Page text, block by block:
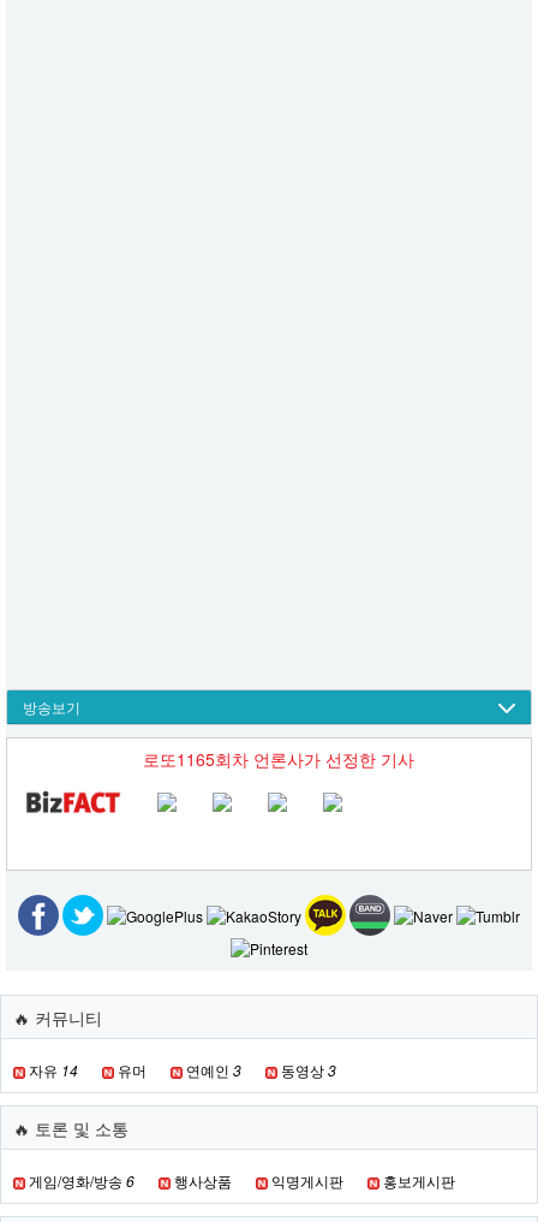
방송보기
로또1165회차 언론사가 선정한 기사
🔥 커뮤니티
자유 14 유머 연예인 3 동영상3
🔥 토론 및 소통
게임/영화/방송 6 행사상품 익명게시판 홍보게시판